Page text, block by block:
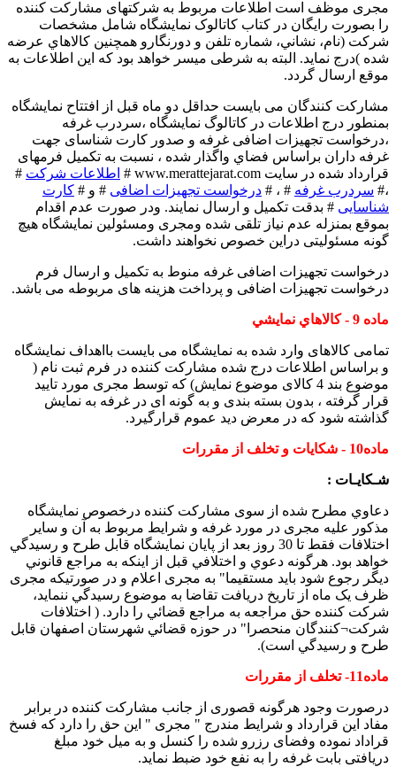
مجری موظف است اطلاعات مربوط به شرکتهای مشارکت کننده
را بصورت رايگان در کتاب کاتالوک نمايشگاه شامل مشخصات
شركت (نام، نشاني، شماره تلفن و دورنگارو همچنين كالاهاي عرضه
شده )درج نمايد. البته به شرطی ميسر خواهد بود که اين اطلاعات به
موقع ارسال گردد.
مشاركت كنندگان می بايست حداقل دو ماه قبل از افتتاح نمايشگاه
بمنطور درج اطلاعات در کاتالوگ نمايشگاه ،سردرب غرفه
،درخواست تجهيزات اضافی غرفه و صدور کارت شناسای جهت
غرفه داران براساس فضاي واگذار شده ، نسبت به تکمیل فرمهای
قرارداد شده در سایت www.merattejarat.com #
اطلاعات شرکت #
،# سردرب غرفه # ، # درخواست تجهيزات اضافی # و # کارت
شناسايی # بدقت تكميل و ارسال نمايند. ودر صورت عدم اقدام
بموقع بمنزله عدم نیاز تلقی شده ومجری ومسئولین نمایشگاه هیچ
گونه مسئولیتی دراین خصوص نخواهند داشت.
درخواست تجهیزات اضافی غرفه منوط به تکميل و ارسال فرم
درخواست تجهيزات اضافی و پرداخت هزینه های مربوطه می باشد.
ماده 9 - كالاهاي نمايشي
تمامی کالاهای وارد شده به نمايشگاه می بايست بااهداف نمايشگاه
و براساس اطلاعات درج شده مشارکت کننده در فرم ثبت نام (
موضوع بند 4 کالای موضوع نمايش) که توسط مجری مورد تاييد
قرار گرفته ، بدون بسته بندی و به گونه ای در غرفه به نمايش
گذاشته شود که در معرض ديد عموم قرارگيرد.
ماده10 - شكايات و تخلف از مقررات
شـكايـات :
دعاوي مطرح شده از سوی مشارکت کننده درخصوص نمايشگاه
مذکور عليه مجری در مورد غرفه و شرايط مربوط به آن و ساير
اختلافات فقط تا 30 روز بعد از پايان نمايشگاه قابل طرح و رسيدگي
خواهد بود. هرگونه دعوي و اختلافي قبل از اينكه به مراجع قانوني
ديگر رجوع شود بايد مستقيما" به مجری اعلام و در صورتيكه مجری
ظرف يک ماه از تاريخ دريافت تقاضا به موضوع رسيدگي ننمايد،
شركت كننده حق مراجعه به مراجع قضائي را دارد. ( اختلافات
شركت¬كنندگان منحصرا" در حوزه قضائي شهرستان اصفهان قابل
طرح و رسيدگي است).
ماده11- تخلف از مقررات
درصورت وجود هرگونه قصوری از جانب مشارکت کننده در برابر
مفاد اين قرارداد و شرايط مندرج " مجری " اين حق را دارد که فسخ
قراداد نموده وفضای رزرو شده را کنسل و به ميل خود مبلغ
دريافتی بابت غرفه را به نفع خود ضبط نمايد.